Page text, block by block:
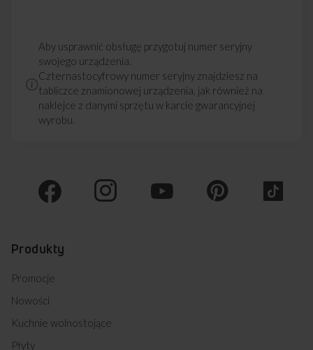
Aby usprawnić obsługę przygotuj numer seryjny
swojego urządzenia.
Czternastocyfrowy numer seryjny znajdziesz na
tabliczce znamionowej urządzenia, jak również na
naklejce z danymi sprzętu w karcie gwarancyjnej
wyrobu.
Produkty
Promocje
Nowości
Kuchnie wolnostojące
Płyty